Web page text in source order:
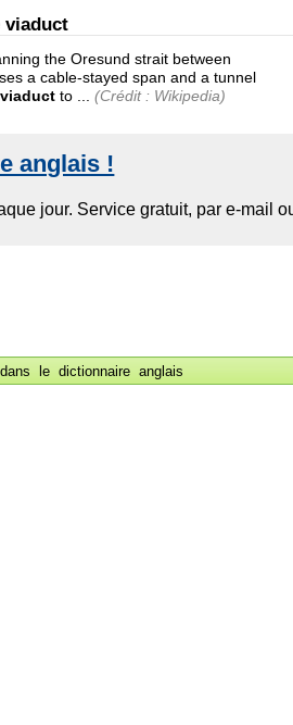
viaduct
the Oresund strait between
a cable-stayed span and a tunnel
viaduct to ... (Crédit : Wikipedia)
le dictionnaire anglais